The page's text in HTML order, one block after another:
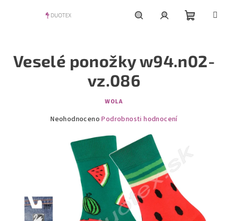
košík
Veselé ponožky w94.n02-
vz.086
WOLA
Průměrné
produktu
hvězdiček.
Neohodnoceno Podrobnosti hodnocení